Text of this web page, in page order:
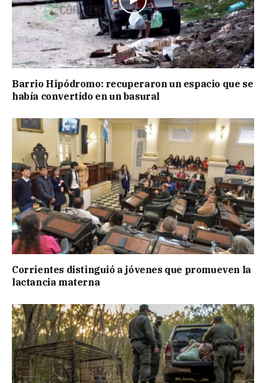
Barrio Hipódromo: recuperaron un espacio que se
había convertido en un basural
Corrientes distinguió a jóvenes que promueven la
lactancia materna